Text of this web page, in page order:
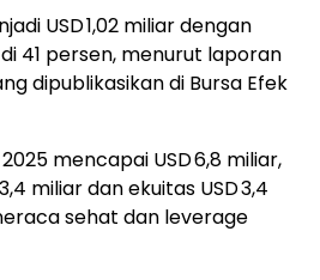
USD 1,02 miliar dengan
41 persen, menurut laporan
dipublikasikan di Bursa Efek
mencapai USD 6,8 miliar,
miliar dan ekuitas USD 3,4
sehat dan leverage